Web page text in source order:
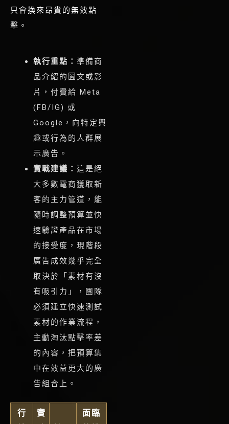
只會換來昂貴的無效點
擊。
執行重點： 準備商
品介紹的圖文或影
片，付費給 Meta
(FB/IG) 或
Google，向特定興
趣或行為的人群展
示廣告。
實戰建議： 這是絕
大多數電商獲取新
客的主力管道，能
隨時調整預算並快
速驗證產品在市場
的接受度，現階段
廣告成效幾乎完全
取決於「素材有沒
有吸引力」，團隊
必須建立快速測試
素材的作業流程，
主動淘汰點擊率差
的內容，把預算集
中在效益更大的廣
告組合上。
行
實
面臨